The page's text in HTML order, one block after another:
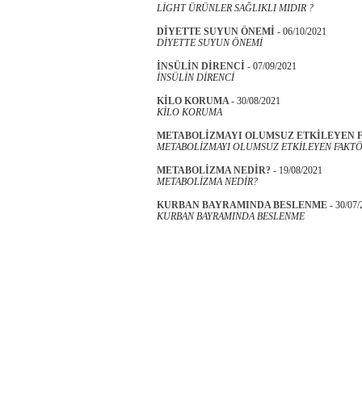
LİGHT ÜRÜNLER SAĞLIKLI MIDIR ?
DİYETTE SUYUN ÖNEMİ - 06/10/2021
DİYETTE SUYUN ÖNEMİ
İNSÜLİN DİRENCİ - 07/09/2021
İNSÜLİN DİRENCİ
KİLO KORUMA- 30/08/2021
KİLO KORUMA
METABOLİZMAYI OLUMSUZ ETKİLEYEN
METABOLİZMAYI OLUMSUZ ETKİLEYEN
METABOLİZMA NEDİR? - 19/08/2021
METABOLİZMA NEDİR?
KURBAN BAYRAMINDA BESLENME - 30/07/
KURBAN BAYRAMINDA BESLENME